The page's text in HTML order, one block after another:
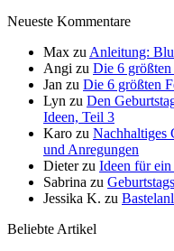
Neueste Kommentare
Max zu Anleitung:
Angi zu Die 6 größten
Jan zu Die 6 größten
Lyn zu Den
Ideen, Teil 3
Karo zu Nachhaltiges
und Anregungen
Dieterzu Ideen für ein
Sabrina zu
Jessika K. zu
Beliebte Artikel